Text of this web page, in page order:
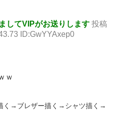
してVIPがお送りします 投稿
ID:GwYYAxep0
ｗ
く→ブレザー描く→シャツ描く→